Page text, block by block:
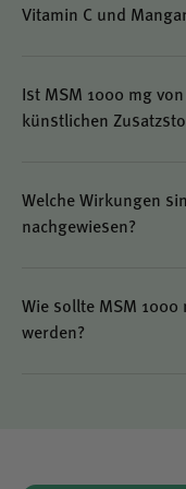
Besondere
Laborgeprüfte
Reinheit
Vitamin C und
Ist MSM 1000 mg
künstlichen
Welche Wirkungen
nachgewiesen?
Wie sollte MSM 1000
werden?